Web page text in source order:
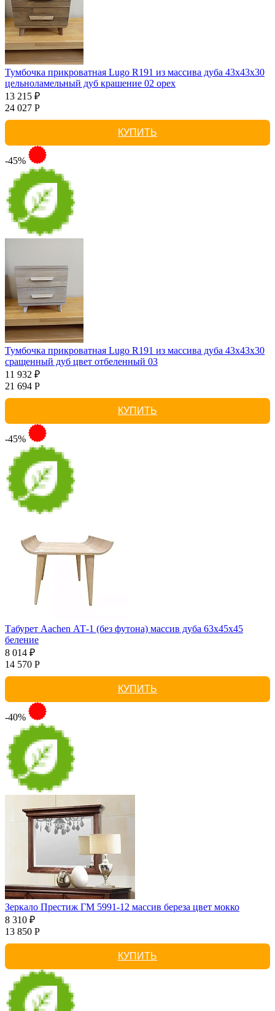
Тумбочка прикроватная Lugo R191 из массива дуба 43х43х30
цельноламельный дуб крашение 02 орех
13 215 ₽
24 027 Р
КУПИТЬ
-45%
Тумбочка прикроватная Lugo R191 из массива дуба 43х43х30
сращенный дуб цвет отбеленный 03
11 932 ₽
21 694 Р
КУПИТЬ
-45%
Табурет Aachen АТ-1 (без футона) массив дуба 63х45х45
беление
8 014 ₽
14 570 Р
КУПИТЬ
-40%
Зеркало Престиж ГМ 5991-12 массив береза цвет мокко
8 310 ₽
13 850 Р
КУПИТЬ